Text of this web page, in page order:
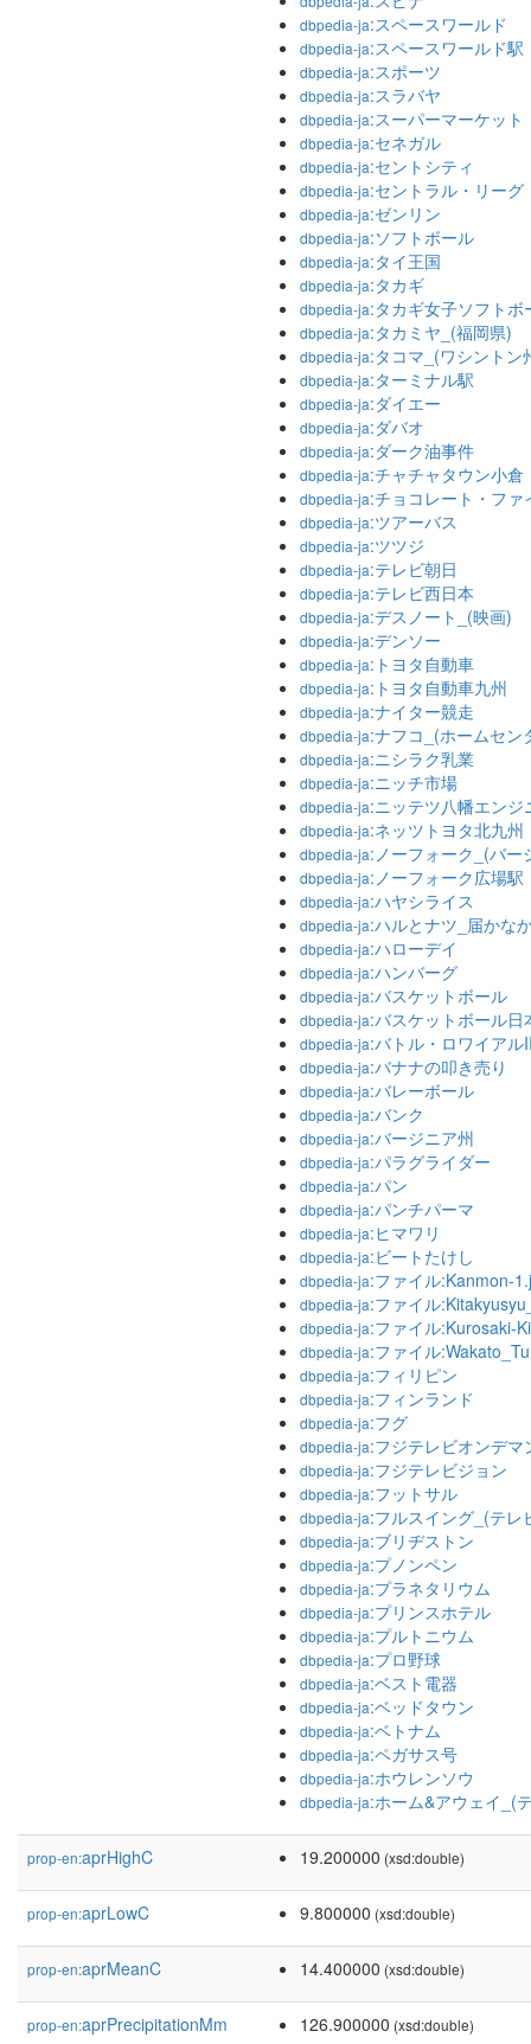
dbpedia-ja:スペースワールド
dbpedia-ja:スペースワールド駅
dbpedia-ja:スポーツ
dbpedia-ja:スラバヤ
dbpedia-ja:スーパーマーケット
dbpedia-ja:セネガル
dbpedia-ja:セントシティ
dbpedia-ja:セントラル・リーグ
dbpedia-ja:ゼンリン
dbpedia-ja:ソフトボール
dbpedia-ja:タイ王国
dbpedia-ja:タカギ
dbpedia-ja:タカギ女子ソフトボ
dbpedia-ja:タカミヤ_(福岡県)
dbpedia-ja:タコマ_(ワシントン
dbpedia-ja:ターミナル駅
dbpedia-ja:ダイエー
dbpedia-ja:ダバオ
dbpedia-ja:ダーク油事件
dbpedia-ja:チャチャタウン小倉
dbpedia-ja:チョコレート・ファ
dbpedia-ja:ツアーバス
dbpedia-ja:ツツジ
dbpedia-ja:テレビ朝日
dbpedia-ja:テレビ西日本
dbpedia-ja:デスノート_(映画)
dbpedia-ja:デンソー
dbpedia-ja:トヨタ自動車
dbpedia-ja:トヨタ自動車九州
dbpedia-ja:ナイター競走
dbpedia-ja:ナフコ_(ホームセン
dbpedia-ja:ニシラク乳業
dbpedia-ja:ニッチ市場
dbpedia-ja:ニッテツ八幡エンジ
dbpedia-ja:ネッツトヨタ北九州
dbpedia-ja:ノーフォーク_(バー
dbpedia-ja:ノーフォーク広場駅
dbpedia-ja:ハヤシライス
dbpedia-ja:ハルとナツ_届かな
dbpedia-ja:ハローデイ
dbpedia-ja:ハンバーグ
dbpedia-ja:バスケットボール
dbpedia-ja:バスケットボール日
dbpedia-ja:バトル・ロワイアル
dbpedia-ja:バナナの叩き売り
dbpedia-ja:バレーボール
dbpedia-ja:バンク
dbpedia-ja:バージニア州
dbpedia-ja:パラグライダー
dbpedia-ja:パン
dbpedia-ja:パンチパーマ
dbpedia-ja:ヒマワリ
dbpedia-ja:ビートたけし
dbpedia-ja:ファイル:Kanmon-
dbpedia-ja:ファイル
dbpedia-ja:ファイル:Kurosaki-
dbpedia-ja:ファイル
dbpedia-ja:フィリピン
dbpedia-ja:フィンランド
dbpedia-ja:フグ
dbpedia-ja:フジテレビオンデマ
dbpedia-ja:フジテレビジョン
dbpedia-ja:フットサル
dbpedia-ja:フルスイング_(テレ
dbpedia-ja:ブリヂストン
dbpedia-ja:プノンペン
dbpedia-ja:プラネタリウム
dbpedia-ja:プリンスホテル
dbpedia-ja:プルトニウム
dbpedia-ja:プロ野球
dbpedia-ja:ベスト電器
dbpedia-ja:ベッドタウン
dbpedia-ja:ベトナム
dbpedia-ja:ペガサス号
dbpedia-ja:ホウレンソウ
dbpedia-ja:ホーム&アウェイ_(
prop-en:aprHighC 19.200000 (xsd:double)
prop-en:aprLowC 9.800000 (xsd:double)
prop-en:aprMeanC 14.400000 (xsd:double)
prop-en:aprPrecipitationMm 126.900000 (xsd:double)